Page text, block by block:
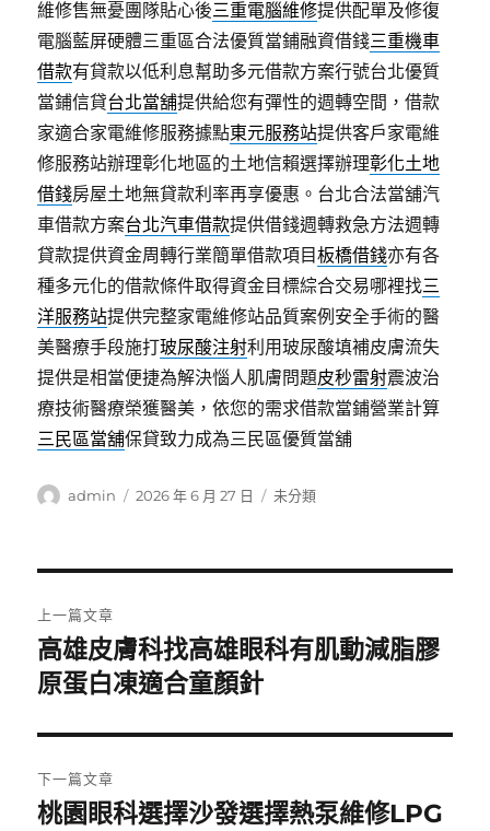
維修售無憂團隊貼心後三重電腦維修提供配單及修復
電腦藍屏硬體三重區合法優質當鋪融資借錢三重機車
借款有貸款以低利息幫助多元借款方案行號台北優質
當鋪信貸台北當舖提供給您有彈性的週轉空間，借款
家適合家電維修服務據點東元服務站提供客戶家電維
修服務站辦理彰化地區的土地信賴選擇辦理彰化土地
借錢房屋土地無貸款利率再享優惠。台北合法當舖汽
車借款方案台北汽車借款提供借錢週轉救急方法週轉
貸款提供資金周轉行業簡單借款項目板橋借錢亦有各
種多元化的借款條件取得資金目標綜合交易哪裡找三
洋服務站提供完整家電維修站品質案例安全手術的醫
美醫療手段施打玻尿酸注射利用玻尿酸填補皮膚流失
提供是相當便捷為解決惱人肌膚問題皮秒雷射震波治
療技術醫療榮獲醫美，依您的需求借款當鋪營業計算
三民區當舖保貸致力成為三民區優質當舖
作
admin
發
2026 年 6 月 27 日
分
未分類
章
導
覽
上一篇文章
上
一
文
章:
高雄皮膚科找高雄眼科有肌動減脂膠
原蛋白凍適合童顏針
下一篇文章
下
桃園眼科選擇沙發選擇熱泵維修LPG